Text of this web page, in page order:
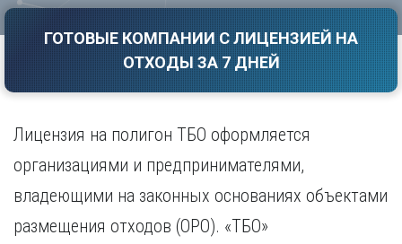
Воронеж
Е
Екатеринбург
Иваново
Иркутск
К
Казань
Севастополь
Симферополь
Смоленск
Сочи
Ставрополь
Т
Тверь
Тольятти
Томск
ГОТОВЫЕ КОМПАНИИ С ЛИЦЕНЗИЕЙ НА
ОТХОДЫ ЗА 7 ДНЕЙ
Лицензия на полигон ТБО оформляется
организациями и предпринимателями,
владеющими на законных основаниях объектами
размещения отходов (ОРО). «ТБО»